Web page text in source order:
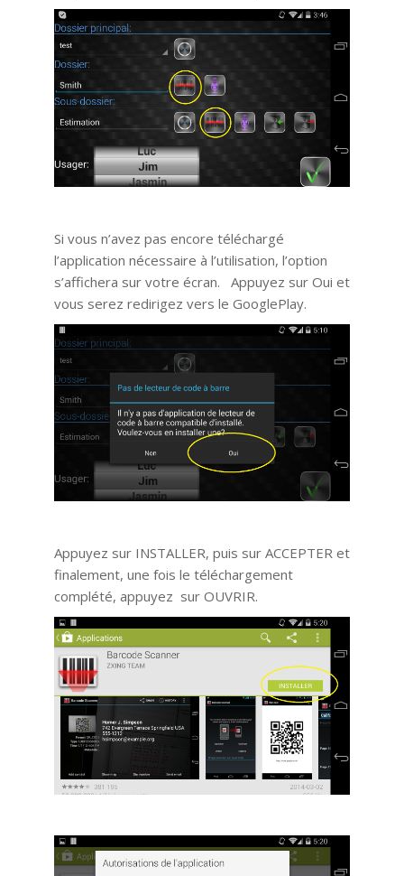
Si vous n’avez pas encore téléchargé
l’application nécessaire à l’utilisation, l’option
s’affichera sur votre écran. Appuyez sur Oui et
vous serez redirigez vers le GooglePlay.
Appuyez sur INSTALLER, puis sur ACCEPTER et
finalement, une fois le téléchargement
complété, appuyez sur OUVRIR.